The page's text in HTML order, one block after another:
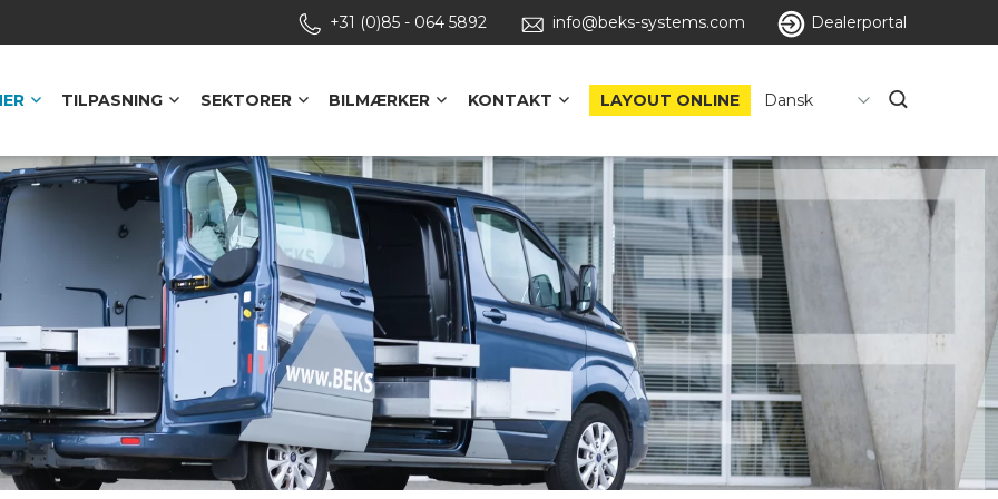
TILPASNING SEKTORER BILMÆRKER KONTAKT LAYOUT ONLINE Dansk
+31 (0)85 - 064 5892 info@beks-systems.com Dealerportal